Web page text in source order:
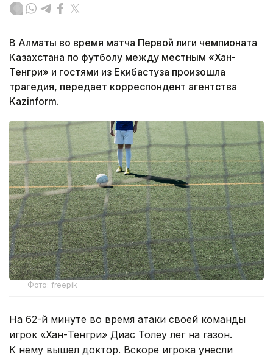
В Алматы во время матча Первой лиги чемпионата
Казахстана по футболу между местным «Хан-
Тенгри» и гостями из Екибастуза произошла
трагедия, передает корреспондент агентства
Kazinform.
Фото: freepik
На 62-й минуте во время атаки своей команды
игрок «Хан-Тенгри» Диас Толеу лег на газон.
К нему вышел доктор. Вскоре игрока унесли